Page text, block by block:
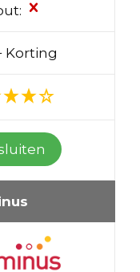
Korting